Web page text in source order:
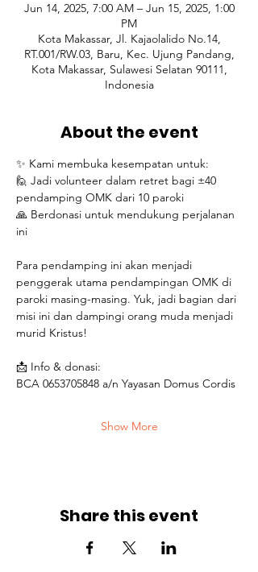
Jun 14, 2025, 7:00 AM – Jun 15, 2025, 1:00
PM
Kota Makassar, Jl. Kajaolalido No.14,
RT.001/RW.03, Baru, Kec. Ujung Pandang,
Kota Makassar, Sulawesi Selatan 90111,
Indonesia
About the event
✨ Kami membuka kesempatan untuk:
🙋 Jadi volunteer dalam retret bagi ±40
pendamping OMK dari 10 paroki
🙏 Berdonasi untuk mendukung perjalanan
ini
Para pendamping ini akan menjadi
penggerak utama pendampingan OMK di
paroki masing-masing. Yuk, jadi bagian dari
misi ini dan dampingi orang muda menjadi
murid Kristus!
📩 Info & donasi:
BCA 0653705848 a/n Yayasan Domus Cordis
Show More
Share this event